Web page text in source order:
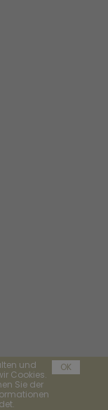
und
Cookies.
Sie der
OK